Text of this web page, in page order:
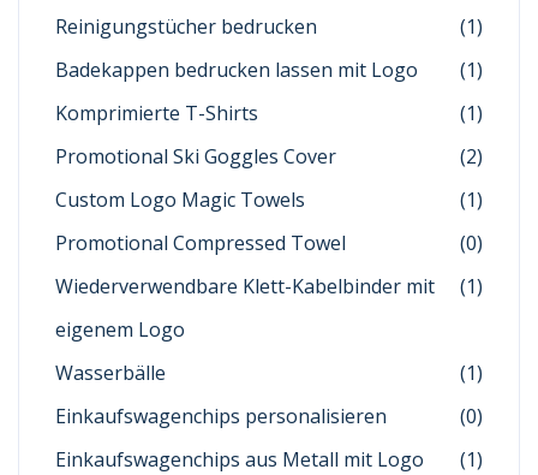
Reinigungstücher bedrucken
(1)
Badekappen bedrucken lassen mit Logo
(1)
Komprimierte T-Shirts
(1)
Promotional Ski Goggles Cover
(2)
Custom Logo Magic Towels
(1)
Promotional Compressed Towel
(0)
Wiederverwendbare Klett-Kabelbinder mit
eigenem Logo
(1)
Wasserbälle
(1)
Einkaufswagenchips personalisieren
(0)
Einkaufswagenchips aus Metall mit Logo
(1)